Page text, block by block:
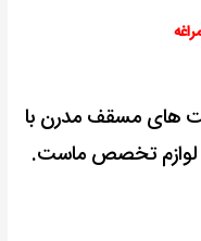
های مسقف مدرن با
لوازم تخصص ماست.